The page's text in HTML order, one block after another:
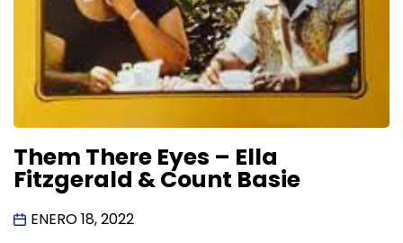
Them There Eyes – Ella
Fitzgerald & Count Basie
ENERO 18, 2022